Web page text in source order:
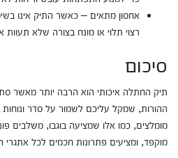
אחסון מתאים – כאשר התיק אינו
רצוי תלוי או מונח בצורה שלא
סיכום
תיק החתלה איכותי הוא הרבה יותר מאשר
ההורות, שמקל עליכם לשמור על סדר
מומלצים, כמו אלו שמציעה בוגבו, משלבים
מוקפד, ומציעים פתרונות חכמים לכל אתגרי